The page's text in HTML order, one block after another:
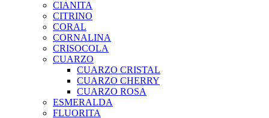
CIANITA
CITRINO
CORAL
CORNALINA
CRISOCOLA
CUARZO
CUARZO CRISTAL
CUARZO CHERRY
CUARZO ROSA
ESMERALDA
FLUORITA